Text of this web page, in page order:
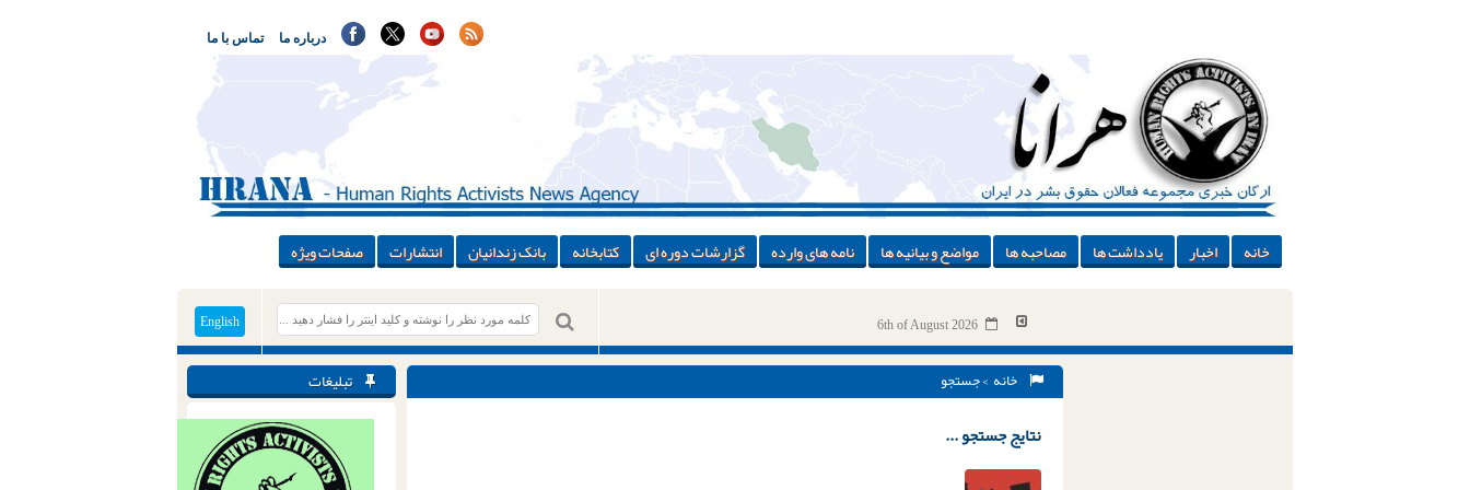
تماس با ما درباره ما
خانه اخبار یادداشت ها مصاحبه ها مواضع و بیانیه ها نامه های وارده گزارشات دوره ای کتابخانه بانک زندانیان انتشارات صفحات ویژه
English 6th of August 2026
تبلیغات خانه > جستجو
نتایج جستجو ...